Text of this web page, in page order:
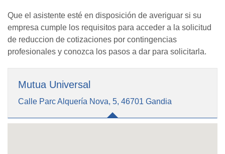
Que el asistente esté en disposición de averiguar si su
empresa cumple los requisitos para acceder a la solicitud
de reduccion de cotizaciones por contingencias
profesionales y conozca los pasos a dar para solicitarla.
Mutua Universal
Calle Parc Alquería Nova, 5, 46701 Gandia